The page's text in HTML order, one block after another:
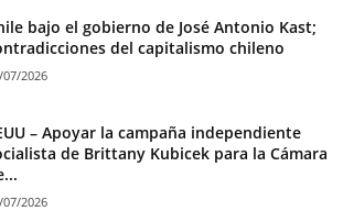
bajo el gobierno de José Antonio Kast;
del capitalismo chileno
07/2026
– Apoyar la campaña independiente
de Brittany Kubicek para la Cámara
07/2026